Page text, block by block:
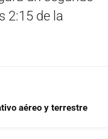
2:15 de la
aéreo y terrestre